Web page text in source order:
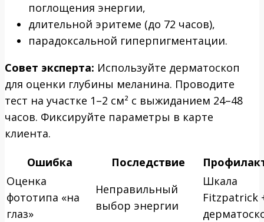
поглощения энергии,
длительной эритеме (до 72 часов),
парадоксальной гиперпигментации.
Совет эксперта: Используйте дерматоскоп
для оценки глубины меланина. Проводите
тест на участке 1–2 см² с выжиданием 24–48
часов. Фиксируйте параметры в карте
клиента.
Ошибка Последствие
Оценка
фототипа «на
глаз»
Неправильный
выбор энергии
Шкала
Fitzpatrick